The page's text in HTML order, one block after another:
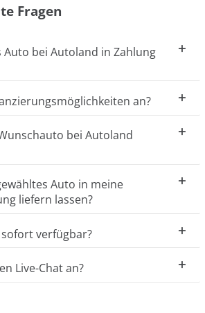
Fragen
Auto bei Autoland in Zahlung
an?
bei Autoland
Auto in meine
liefern lassen?
verfügbar?
Live-Chat an?